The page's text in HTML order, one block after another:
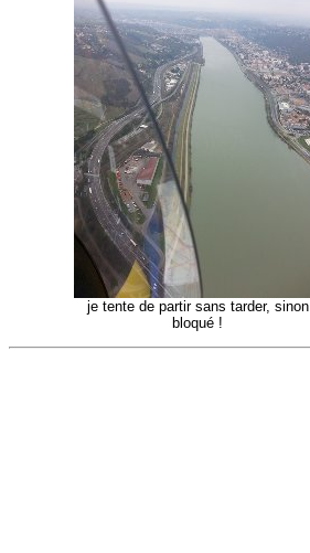
je tente de partir sans tarder, sinon
bloqué !